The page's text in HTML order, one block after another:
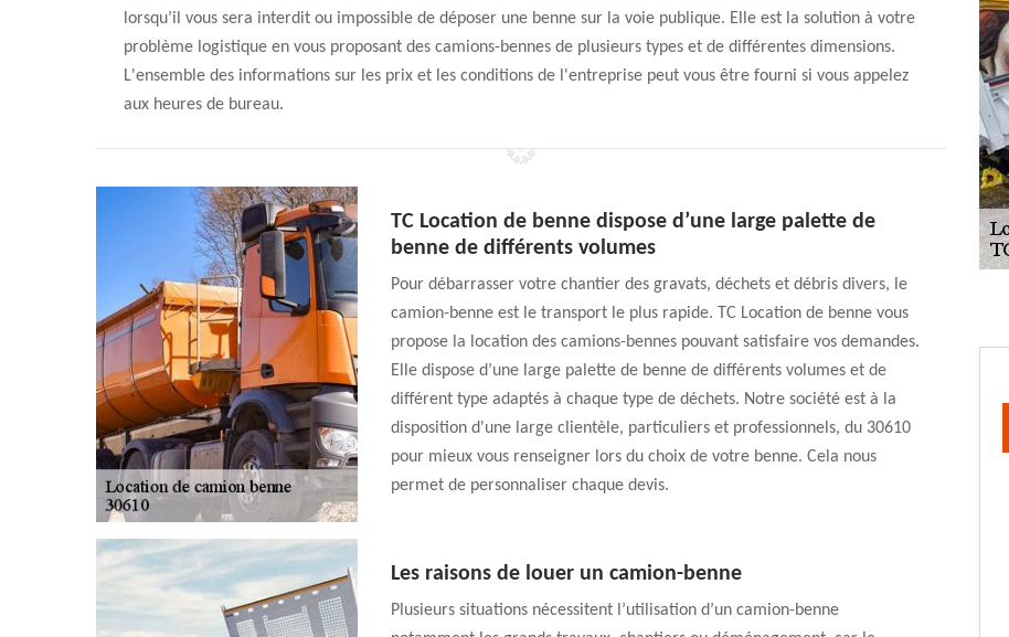
lorsqu’il vous sera interdit ou impossible de déposer une benne sur la voie publique. Elle est la solution à votre
problème logistique en vous proposant des camions-bennes de plusieurs types et de différentes dimensions.
L'ensemble des informations sur les prix et les conditions de l'entreprise peut vous être fourni si vous appelez
aux heures de bureau.
TC Location de benne dispose d’une large palette de
benne de différents volumes
Pour débarrasser votre chantier des gravats, déchets et débris divers, le
camion-benne est le transport le plus rapide. TC Location de benne vous
propose la location des camions-bennes pouvant satisfaire vos demandes.
Elle dispose d’une large palette de benne de différents volumes et de
différent type adaptés à chaque type de déchets. Notre société est à la
disposition d'une large clientèle, particuliers et professionnels, du 30610
pour mieux vous renseigner lors du choix de votre benne. Cela nous
permet de personnaliser chaque devis.
Les raisons de louer un camion-benne
Plusieurs situations nécessitent l’utilisation d’un camion-benne